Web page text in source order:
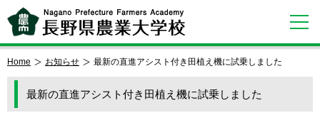
Home お知らせ 最新の直進アシスト付き田植え機に試乗しました
最新の直進アシスト付き田植え機に試乗しました